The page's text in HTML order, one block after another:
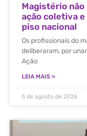
Magistério
ação coletiva
piso nacional
Os profissionais do
deliberaram, por
Ação
LEIA MAIS »
5 de agosto de 2026